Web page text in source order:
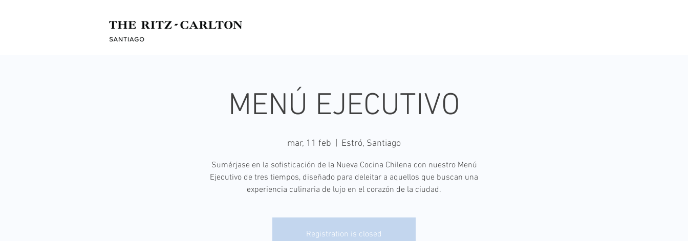
MENÚ EJECUTIVO
mar, 11 feb Estró, Santiago
Sumérjase en la sofisticación de la Nueva Cocina Chilena con nuestro Menú
Ejecutivo de tres tiempos, diseñado para deleitar a aquellos que buscan una
experiencia culinaria de lujo en el corazón de la ciudad.
Registration is closed